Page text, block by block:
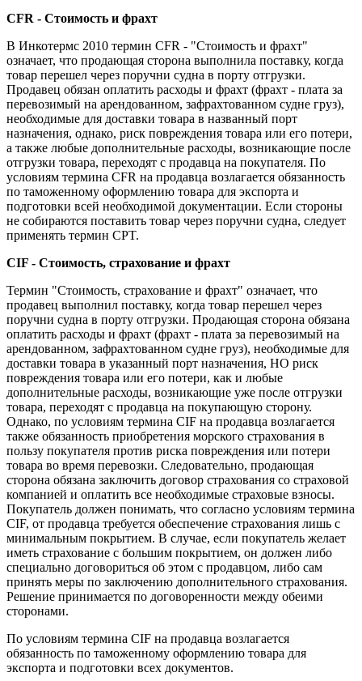
CFR - Стоимость и фрахт
В Инкотермс 2010 термин CFR - "Стоимость и фрахт"
означает, что продающая сторона выполнила поставку, когда
товар перешел через поручни судна в порту отгрузки.
Продавец обязан оплатить расходы и фрахт (фрахт - плата за
перевозимый на арендованном, зафрахтованном судне груз),
необходимые для доставки товара в названный порт
назначения, однако, риск повреждения товара или его потери,
а также любые дополнительные расходы, возникающие после
отгрузки товара, переходят с продавца на покупателя. По
условиям термина CFR на продавца возлагается обязанность
по таможенному оформлению товара для экспорта и
подготовки всей необходимой документации. Если стороны
не собираются поставить товар через поручни судна, следует
применять термин CPT.
CIF - Стоимость, страхование и фрахт
Термин "Стоимость, страхование и фрахт" означает, что
продавец выполнил поставку, когда товар перешел через
поручни судна в порту отгрузки. Продающая сторона обязана
оплатить расходы и фрахт (фрахт - плата за перевозимый на
арендованном, зафрахтованном судне груз), необходимые для
доставки товара в указанный порт назначения, НО риск
повреждения товара или его потери, как и любые
дополнительные расходы, возникающие уже после отгрузки
товара, переходят с продавца на покупающую сторону.
Однако, по условиям термина CIF на продавца возлагается
также обязанность приобретения морского страхования в
пользу покупателя против риска повреждения или потери
товара во время перевозки. Следовательно, продающая
сторона обязана заключить договор страхования со страховой
компанией и оплатить все необходимые страховые взносы.
Покупатель должен понимать, что согласно условиям термина
CIF, от продавца требуется обеспечение страхования лишь с
минимальным покрытием. В случае, если покупатель желает
иметь страхование с большим покрытием, он должен либо
специально договориться об этом с продавцом, либо сам
принять меры по заключению дополнительного страхования.
Решение принимается по договоренности между обеими
сторонами.
По условиям термина CIF на продавца возлагается
обязанность по таможенному оформлению товара для
экспорта и подготовки всех документов.